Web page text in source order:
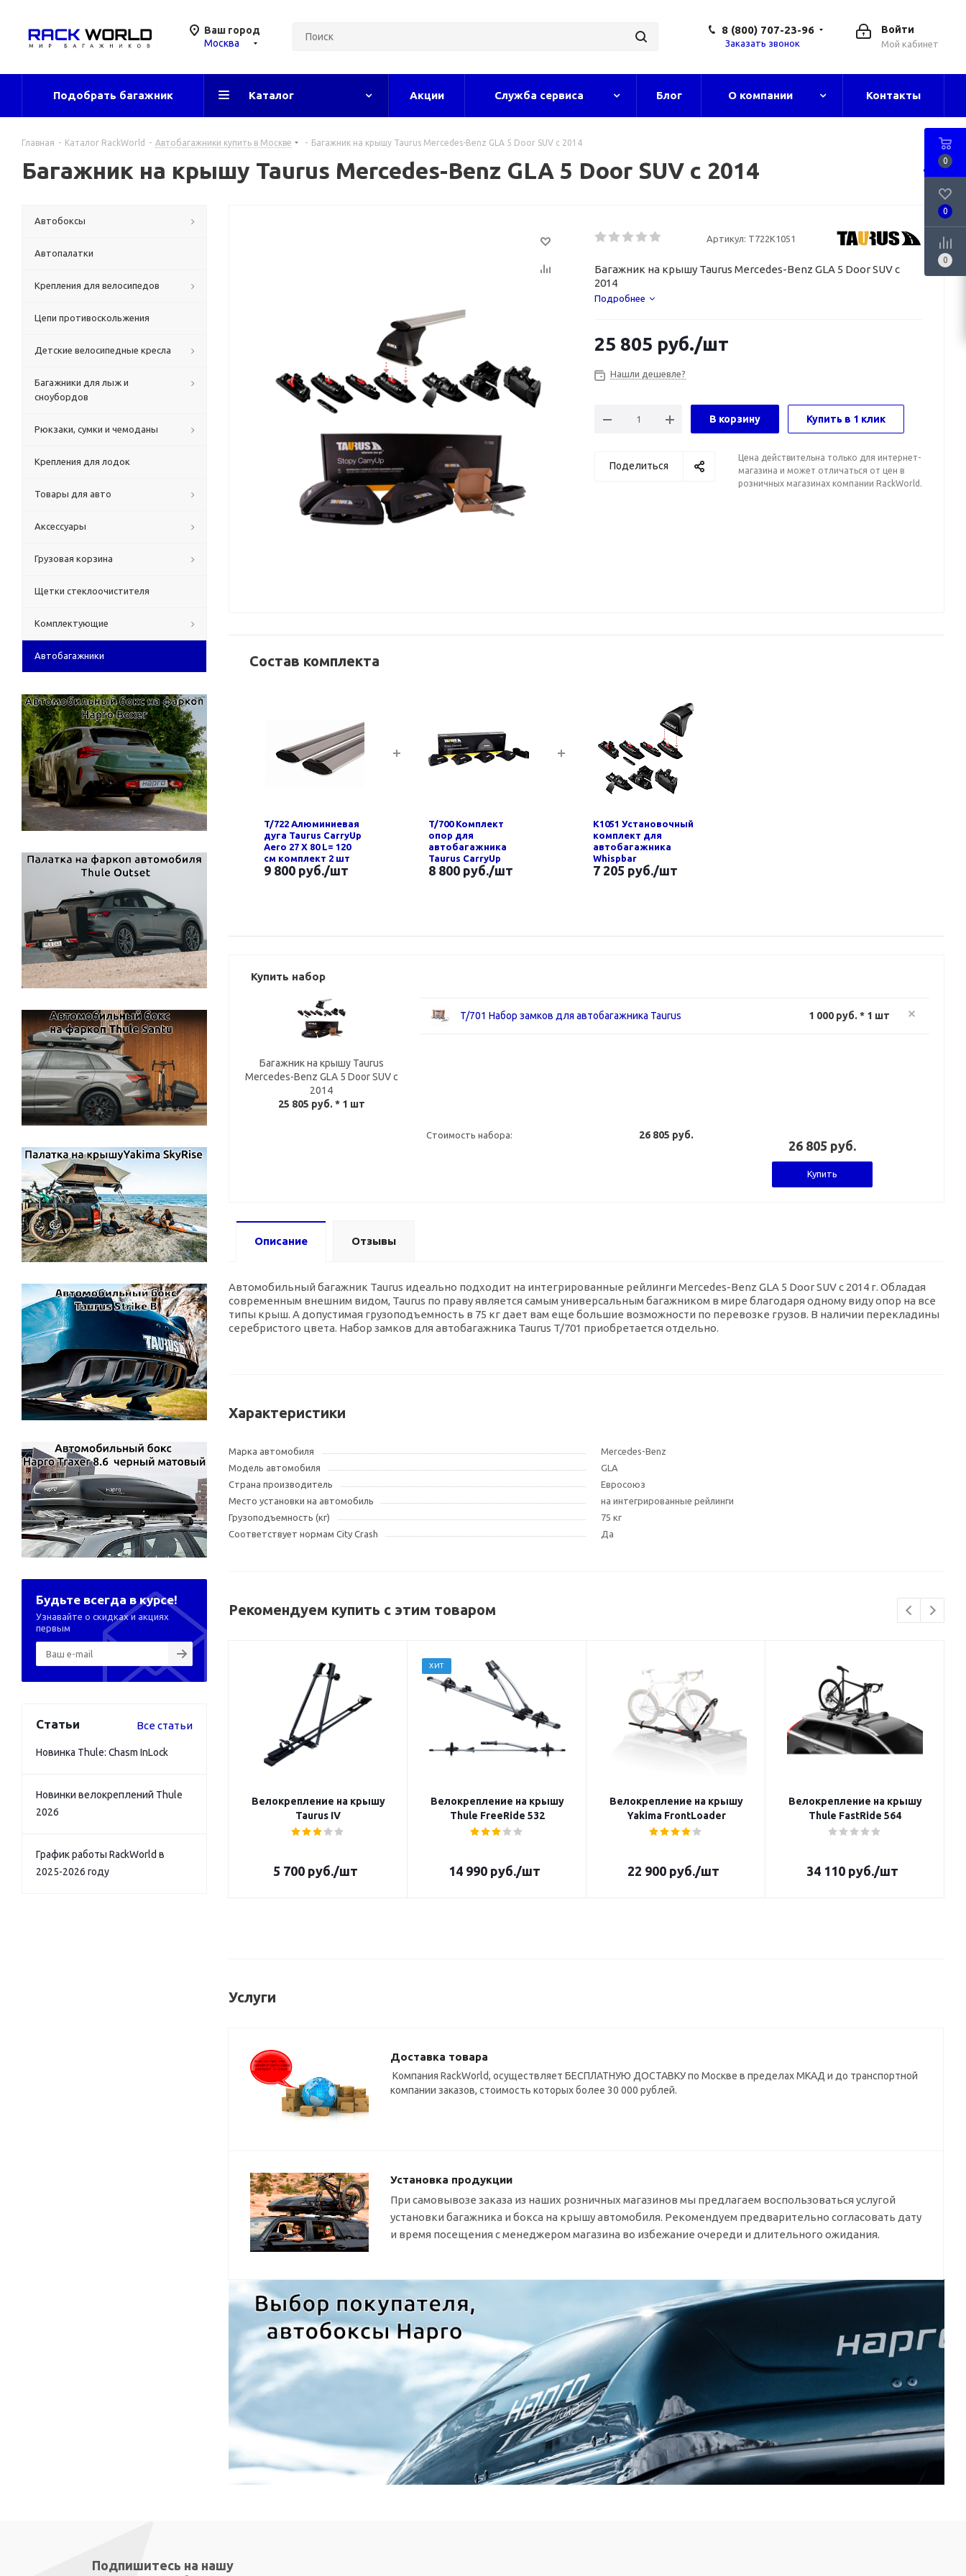
Ваш город
Москва
Войти
Мой кабинет
8 (800) 707-23-96
Заказать звонок
Подобрать багажник Каталог Акции Служба сервиса Блог О компании Контакты
Главная - Каталог RackWorld - Автобагажники купить в Москве - Багажник на крышу Taurus Mercedes-Benz GLA 5 Door SUV с 2014
Багажник на крышу Taurus Mercedes-Benz GLA 5 Door SUV с 2014
Артикул: T722K1051
Багажник на крышу Taurus Mercedes-Benz GLA 5 Door SUV с
2014
Подробнее
25 805 руб./шт
Нашли дешевле?
В корзину Купить в 1 клик
Поделиться
Цена действительна только для интернет-
магазина и может отличаться от цен в
розничных магазинах компании RackWorld.
Состав комплекта
T/722 Алюминиевая
дуга Taurus CarryUp
Aero 27 Х 80 L= 120
см комплект 2 шт
9 800 руб./шт
T/700 Комплект
опор для
автобагажника
Taurus CarryUp
8 800 руб./шт
K1051 Установочный
комплект для
автобагажника
Whispbar
7 205 руб./шт
Купить набор
Багажник на крышу Taurus
Mercedes-Benz GLA 5 Door SUV с
2014
25 805 руб. * 1 шт
T/701 Набор замков для автобагажника Taurus 1 000 руб. * 1 шт
Стоимость набора: 26 805 руб.
26 805 руб.
Купить
Описание Отзывы
Автомобильный багажник Taurus идеально подходит на интегрированные рейлинги Mercedes-Benz GLA 5 Door SUV с 2014 г. Обладая
современным внешним видом, Taurus по праву является самым универсальным багажником в мире благодаря одному виду опор на все
типы крыш. А допустимая грузоподъемность в 75 кг дает вам еще большие возможности по перевозке грузов. В наличии перекладины
серебристого цвета. Набор замков для автобагажника Taurus T/701 приобретается отдельно.
Характеристики
Марка автомобиля
Mercedes-Benz
Модель автомобиля
GLA
Страна производитель
Евросоюз
Место установки на автомобиль
на интегрированные рейлинги
Грузоподъемность (кг)
75 кг
Соответствует нормам City Crash
Да
Рекомендуем купить с этим товаром
Велокрепление на крышу
Taurus IV
5 700 руб./шт
ХИТ
Велокрепление на крышу
Thule FreeRide 532
14 990 руб./шт
Велокрепление на крышу
Yakima FrontLoader
22 900 руб./шт
Велокрепление на крышу
Thule FastRide 564
34 110 руб./шт
Услуги
Доставка товара
Компания RackWorld, осуществляет БЕСПЛАТНУЮ ДОСТАВКУ по Москве в пределах МКАД и до транспортной
компании заказов, стоимость которых более 30 000 рублей.
Установка продукции
При самовывозе заказа из наших розничных магазинов мы предлагаем воспользоваться услугой
установки багажника и бокса на крышу автомобиля. Рекомендуем предварительно согласовать дату
и время посещения с менеджером магазина во избежание очереди и длительного ожидания.
Автобоксы
Автопалатки
Крепления для велосипедов
Цепи противоскольжения
Детские велосипедные кресла
Багажники для лыж и
сноубордов
Рюкзаки, сумки и чемоданы
Крепления для лодок
Товары для авто
Аксессуары
Грузовая корзина
Щетки стеклоочистителя
Комплектующие
Автобагажники
Будьте всегда в курсе!
Узнавайте о скидках и акциях
первым
Статьи Все статьи
Новинка Thule: Chasm InLock
Новинки велокреплений Thule
2026
График работы RackWorld в
2025-2026 году
Подпишитесь на нашу
0
0
0